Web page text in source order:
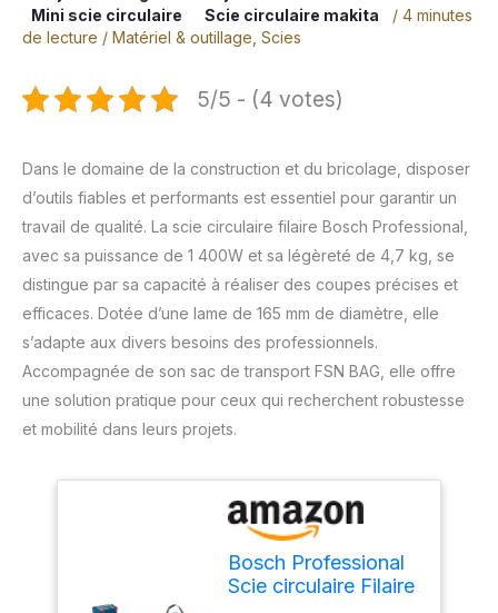
Mini scie circulaire
Scie circulaire makita / 4 minutes
de lecture / Matériel & outillage Scies
5/5 - (4 votes)
Dans le domaine de la construction et du bricolage, disposer
d’outils fiables et performants est essentiel pour garantir un
travail de qualité. La scie circulaire filaire Bosch Professional,
avec sa puissance de 1 400W et sa légèreté de 4,7 kg, se
distingue par sa capacité à réaliser des coupes précises et
efficaces. Dotée d’une lame de 165 mm de diamètre, elle
s’adapte aux divers besoins des professionnels.
Accompagnée de son sac de transport FSN BAG, elle offre
une solution pratique pour ceux qui recherchent robustesse
et mobilité dans leurs projets.
Bosch Professional
Scie circulaire Filaire